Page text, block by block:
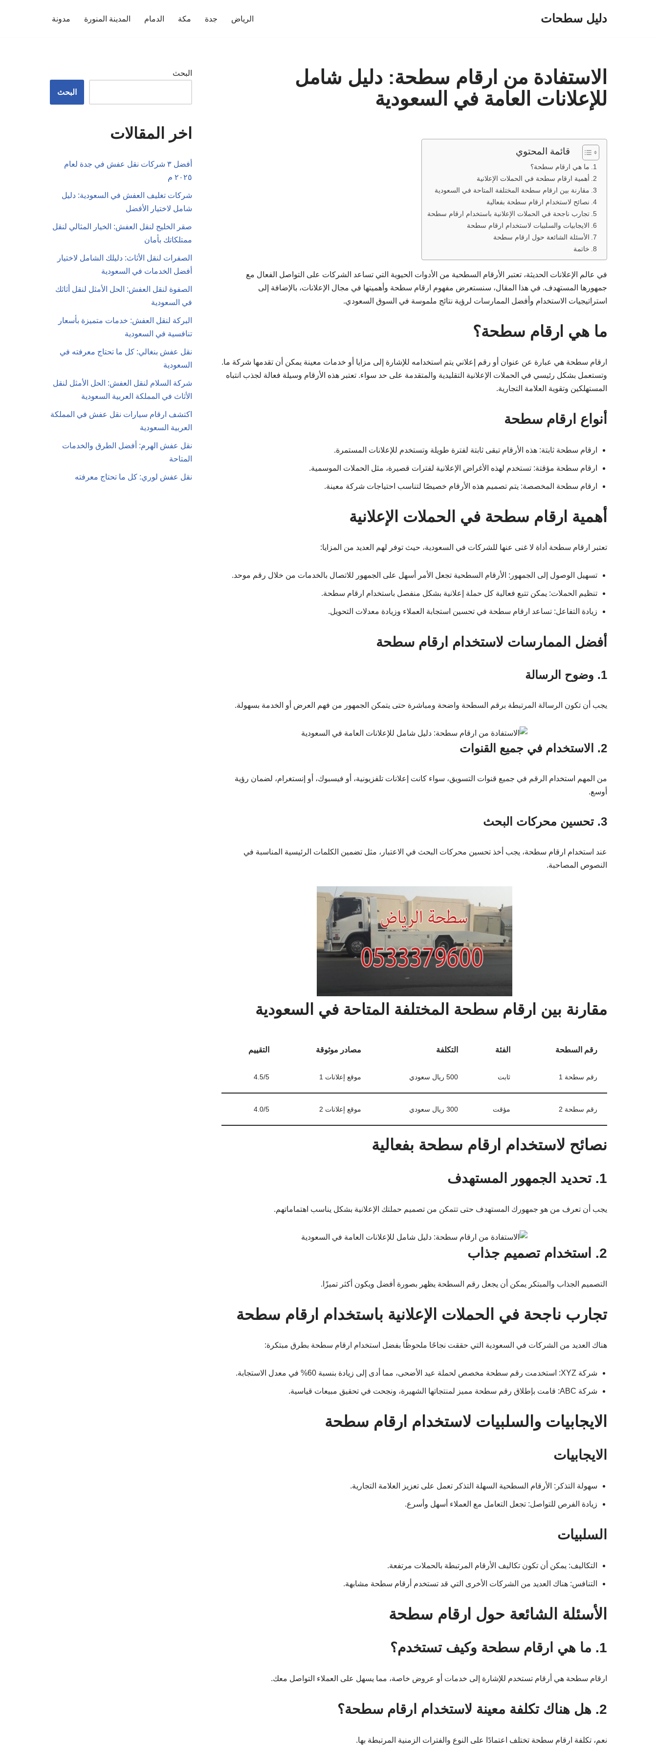
دليل سطحات الرياض جدة مكة الدمام المدينة المنورة مدونة
الاستفادة من ارقام سطحة: دليل شامل
للإعلانات العامة في السعودية
قائمة المحتوي
ما هي ارقام سطحة؟
أهمية ارقام سطحة في الحملات الإعلانية
مقارنة بين ارقام سطحة المختلفة المتاحة في السعودية
نصائح لاستخدام ارقام سطحة بفعالية
تجارب ناجحة في الحملات الإعلانية باستخدام ارقام سطحة
الايجابيات والسلبيات لاستخدام ارقام سطحة
الأسئلة الشائعة حول ارقام سطحة
خاتمة
في عالم الإعلانات الحديثة، تعتبر الأرقام السطحية من الأدوات الحيوية التي تساعد الشركات على التواصل الفعال مع
جمهورها المستهدف. في هذا المقال، سنستعرض مفهوم ارقام سطحة وأهميتها في مجال الإعلانات، بالإضافة إلى
استراتيجيات الاستخدام وأفضل الممارسات لرؤية نتائج ملموسة في السوق السعودي.
ما هي ارقام سطحة؟
ارقام سطحة هي عبارة عن عنوان أو رقم إعلاني يتم استخدامه للإشارة إلى مزايا أو خدمات معينة يمكن أن تقدمها شركة ما.
وتستعمل بشكل رئيسي في الحملات الإعلانية التقليدية والمتقدمة على حد سواء. تعتبر هذه الأرقام وسيلة فعالة لجذب انتباه
المستهلكين وتقوية العلامة التجارية.
أنواع ارقام سطحة
ارقام سطحة ثابتة: هذه الأرقام تبقى ثابتة لفترة طويلة وتستخدم للإعلانات المستمرة.
ارقام سطحة مؤقتة: تستخدم لهذه الأغراض الإعلانية لفترات قصيرة، مثل الحملات الموسمية.
ارقام سطحة المخصصة: يتم تصميم هذه الأرقام خصيصًا لتناسب احتياجات شركة معينة.
أهمية ارقام سطحة في الحملات الإعلانية
تعتبر ارقام سطحة أداة لا غنى عنها للشركات في السعودية، حيث توفر لهم العديد من المزايا:
تسهيل الوصول إلى الجمهور: الأرقام السطحية تجعل الأمر أسهل على الجمهور للاتصال بالخدمات من خلال رقم موحد.
تنظيم الحملات: يمكن تتبع فعالية كل حملة إعلانية بشكل منفصل باستخدام ارقام سطحة.
زيادة التفاعل: تساعد ارقام سطحة في تحسين استجابة العملاء وزيادة معدلات التحويل.
أفضل الممارسات لاستخدام ارقام سطحة
1. وضوح الرسالة
يجب أن تكون الرسالة المرتبطة برقم السطحة واضحة ومباشرة حتى يتمكن الجمهور من فهم العرض أو الخدمة بسهولة.
2. الاستخدام في جميع القنوات
من المهم استخدام الرقم في جميع قنوات التسويق، سواء كانت إعلانات تلفزيونية، أو فيسبوك، أو إنستغرام، لضمان رؤية
أوسع.
3. تحسين محركات البحث
عند استخدام ارقام سطحة، يجب أخذ تحسين محركات البحث في الاعتبار، مثل تضمين الكلمات الرئيسية المناسبة في
النصوص المصاحبة.
مقارنة بين ارقام سطحة المختلفة المتاحة في السعودية
رقم السطحة الفئة التكلفة مصادر موثوقة التقييم
رقم سطحة 1 ثابت 500 ريال سعودي موقع إعلانات 1 4.5/5
رقم سطحة 2 مؤقت 300 ريال سعودي موقع إعلانات 2 4.0/5
نصائح لاستخدام ارقام سطحة بفعالية
1. تحديد الجمهور المستهدف
يجب أن تعرف من هو جمهورك المستهدف حتى تتمكن من تصميم حملتك الإعلانية بشكل يناسب اهتماماتهم.
2. استخدام تصميم جذاب
التصميم الجذاب والمبتكر يمكن أن يجعل رقم السطحة يظهر بصورة أفضل ويكون أكثر تميزًا.
تجارب ناجحة في الحملات الإعلانية باستخدام ارقام سطحة
هناك العديد من الشركات في السعودية التي حققت نجاحًا ملحوظًا بفضل استخدام ارقام سطحة بطرق مبتكرة:
شركة XYZ: استخدمت رقم سطحة مخصص لحملة عيد الأضحى، مما أدى إلى زيادة بنسبة 60% في معدل الاستجابة.
شركة ABC: قامت بإطلاق رقم سطحة مميز لمنتجاتها الشهيرة، ونجحت في تحقيق مبيعات قياسية.
الايجابيات والسلبيات لاستخدام ارقام سطحة
الايجابيات
سهولة التذكر: الأرقام السطحية السهلة التذكر تعمل على تعزيز العلامة التجارية.
زيادة الفرص للتواصل: تجعل التعامل مع العملاء أسهل وأسرع.
السلبيات
التكاليف: يمكن أن تكون تكاليف الأرقام المرتبطة بالحملات مرتفعة.
التنافس: هناك العديد من الشركات الأخرى التي قد تستخدم أرقام سطحة مشابهة.
الأسئلة الشائعة حول ارقام سطحة
1. ما هي ارقام سطحة وكيف تستخدم؟
ارقام سطحة هي أرقام تستخدم للإشارة إلى خدمات أو عروض خاصة، مما يسهل على العملاء التواصل معك.
2. هل هناك تكلفة معينة لاستخدام ارقام سطحة؟
نعم، تكلفة ارقام سطحة تختلف اعتمادًا على النوع والفترات الزمنية المرتبطة بها.
البحث
البحث
اخر المقالات
أفضل ٣ شركات نقل عفش في جدة لعام
٢٠٢٥ م
شركات تغليف العفش في السعودية: دليل
شامل لاختيار الأفضل
صقر الخليج لنقل العفش: الخيار المثالي لنقل
ممتلكاتك بأمان
الصفرات لنقل الأثاث: دليلك الشامل لاختيار
أفضل الخدمات في السعودية
الصفوة لنقل العفش: الحل الأمثل لنقل أثاثك
في السعودية
البركة لنقل العفش: خدمات متميزة بأسعار
تنافسية في السعودية
نقل عفش بنغالي: كل ما تحتاج معرفته في
السعودية
شركة السلام لنقل العفش: الحل الأمثل لنقل
الأثاث في المملكة العربية السعودية
اكتشف ارقام سيارات نقل عفش في المملكة
العربية السعودية
نقل عفش الهرم: أفضل الطرق والخدمات
المتاحة
نقل عفش لوري: كل ما تحتاج معرفته